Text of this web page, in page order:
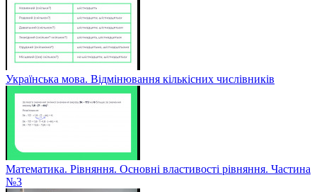
Українська мова. Відмінювання кількісних числівників
Математика. Рівняння. Основні властивості рівняння. Частина
№3